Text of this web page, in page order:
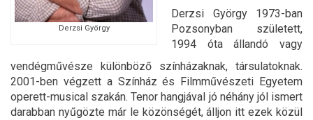
Derzsi György
Derzsi György 1973-ban
Pozsonyban született,
1994 óta állandó vagy
vendégművésze különböző színházaknak, társulatoknak.
2001-ben végzett a Színház és Filmművészeti Egyetem
operett-musical szakán. Tenor hangjával jó néhány jól ismert
darabban nyűgözte már le közönségét, álljon itt ezek közül